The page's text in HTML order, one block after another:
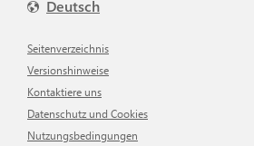
Deutsch
Seitenverzeichnis
Versionshinweise
Kontaktiere uns
Datenschutz und Cookies
Nutzungsbedingungen